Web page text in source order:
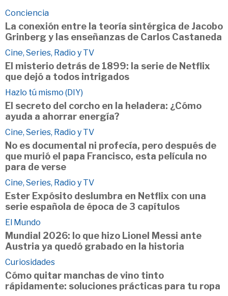
Conciencia
La conexión entre la teoría sintérgica de Jacobo
Grinberg y las enseñanzas de Carlos Castaneda
Cine, Series, Radio y TV
El misterio detrás de 1899: la serie de Netflix
que dejó a todos intrigados
Hazlo tú mismo (DIY)
El secreto del corcho en la heladera: ¿Cómo
ayuda a ahorrar energía?
Cine, Series, Radio y TV
No es documental ni profecía, pero después de
que murió el papa Francisco, esta película no
para de verse
Cine, Series, Radio y TV
Ester Expósito deslumbra en Netflix con una
serie española de época de 3 capítulos
El Mundo
Mundial 2026: lo que hizo Lionel Messi ante
Austria ya quedó grabado en la historia
Curiosidades
Cómo quitar manchas de vino tinto
rápidamente: soluciones prácticas para tu ropa